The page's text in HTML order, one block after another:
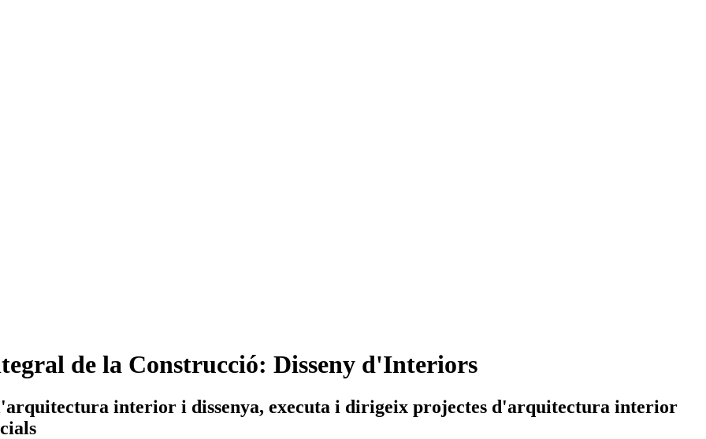
de la Construcció: Disseny d'Interiors
interior i dissenya, executa i dirigeix projectes d'arquitectura interior